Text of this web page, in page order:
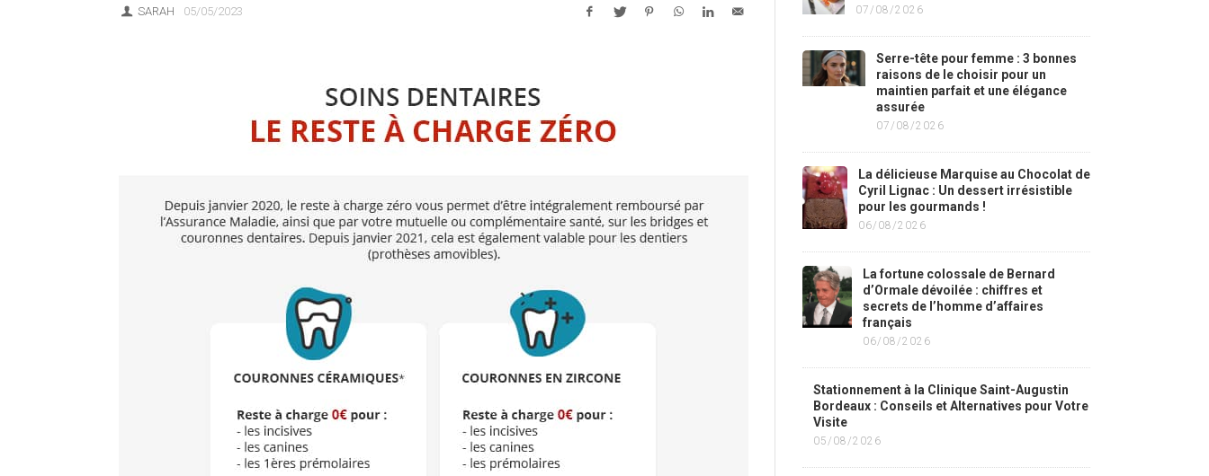
SARAH 05/05/2023 07/08/2026
Serre-tête pour femme : 3 bonnes
raisons de le choisir pour un
maintien parfait et une élégance
assurée
07/08/2026
La délicieuse Marquise au Chocolat de
Cyril Lignac : Un dessert irrésistible
pour les gourmands !
06/08/2026
La fortune colossale de Bernard
d’Ormale dévoilée : chiffres et
secrets de l’homme d’affaires
français
06/08/2026
Stationnement à la Clinique Saint-Augustin
Bordeaux : Conseils et Alternatives pour Votre
Visite
05/08/2026